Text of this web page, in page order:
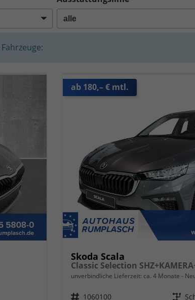
Fahrzeuge:
ab 180,– € mtl.
Skoda Scala
unverbindliche Lieferzeit: ca. 4 Monate
Fahrzeugnr. 1060100 Getriebe